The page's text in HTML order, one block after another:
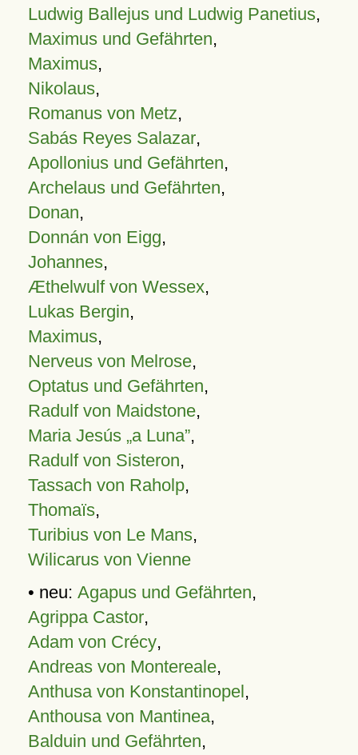
Ludwig Ballejus und Ludwig Panetius,
Maximus und Gefährten,
Maximus,
Nikolaus,
Romanus von Metz,
Sabás Reyes Salazar,
Apollonius und Gefährten,
Archelaus und Gefährten,
Donan,
Donnán von Eigg,
Johannes,
Æthelwulf von Wessex,
Lukas Bergin,
Maximus,
Nerveus von Melrose,
Optatus und Gefährten,
Radulf von Maidstone,
Maria Jesús „a Luna”,
Radulf von Sisteron,
Tassach von Raholp,
Thomaïs,
Turibius von Le Mans,
Wilicarus von Vienne
• neu: Agapus und Gefährten,
Agrippa Castor,
Adam von Crécy,
Andreas von Montereale,
Anthusa von Konstantinopel,
Anthousa von Mantinea,
Balduin und Gefährten,